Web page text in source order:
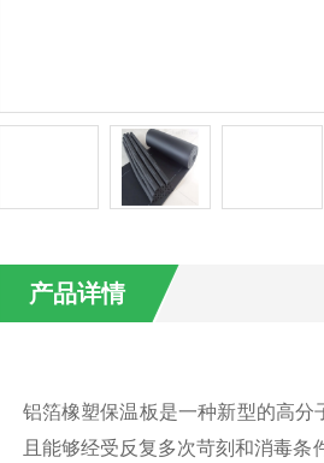
产品详情
铝箔橡塑保温板是一种新型的高
且能够经受反复多次苛刻和消毒